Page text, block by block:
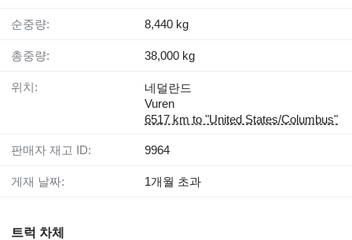
순중량: 8,440 kg
총중량: 38,000 kg
위치:
네덜란드
Vuren
6517 km to "United States/Columbus"
판매자 재고 ID: 9964
게재 날짜: 1개월 초과
트럭 차체